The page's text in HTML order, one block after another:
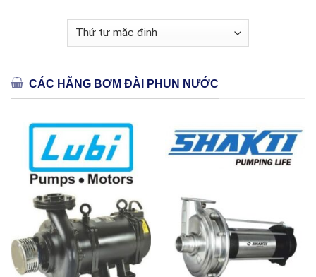
CÁC HÃNG BƠM ĐÀI PHUN NƯỚC